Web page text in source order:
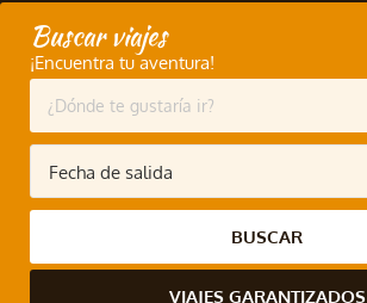
Buscar viajes
¡Encuentra tu aventura!
BUSCAR
VIAJES GARANTIZADOS